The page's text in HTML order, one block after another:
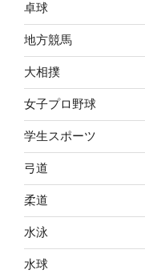
卓球
地方競馬
大相撲
女子プロ野球
学生スポーツ
弓道
柔道
水泳
水球